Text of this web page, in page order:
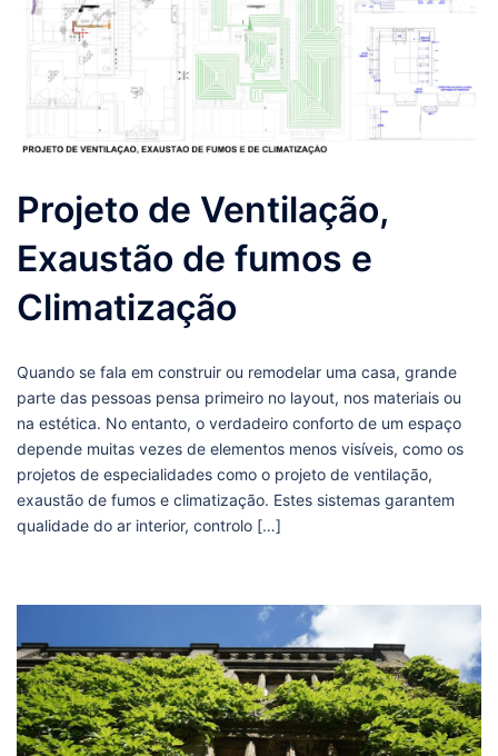
Projeto de Ventilação,
Exaustão de fumos e
Climatização
Quando se fala em construir ou remodelar uma casa, grande
parte das pessoas pensa primeiro no layout, nos materiais ou
na estética. No entanto, o verdadeiro conforto de um espaço
depende muitas vezes de elementos menos visíveis, como os
projetos de especialidades como o projeto de ventilação,
exaustão de fumos e climatização. Estes sistemas garantem
qualidade do ar interior, controlo […]